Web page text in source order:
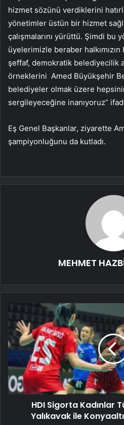
hizmet sözünü verdiklerini
yönetimler üstün bir hizmet
çalışmalarını yürüttü. Şimdi
üyelerimizle beraber halkımızın
şeffaf, demokratik belediyecilik
örneklerini Amed Büyükşehir
belediyeler olmak üzere
sergileyeceğine inanıyoruz”
Eş Genel Başkanlar, ziyarette
şampiyonluğunu da kutladı.
MEHMET
HDI Sigorta Kadınlar
Yalıkavak ile